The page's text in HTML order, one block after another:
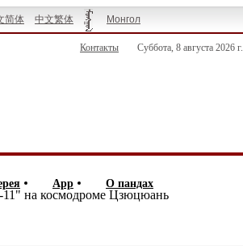
简体 中文繁体 Монгол
Контакты Суббота, 8 августа 2026 г.
App О пандах
на космодроме Цзюцюань